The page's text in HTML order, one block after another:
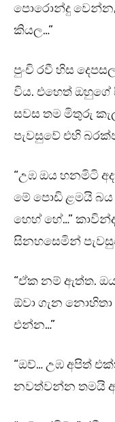
පොරොන්දු වෙන්න,
කියල…”
පුංචි රවී හිස
විය. එහෙත්
සවස තම මිතුරු
පැවසුවේ එහි
“උඹ ඔය හනමිටි
මේ පොඩි ළමයි
හෙහ් හේ…”
සිනහසෙමින්
“ඒක නම් ඇත්ත.
ඕවා ගැන
එන්න…”
“ඔව්… උඹ අපිත්
නවත්වන්න තමයි